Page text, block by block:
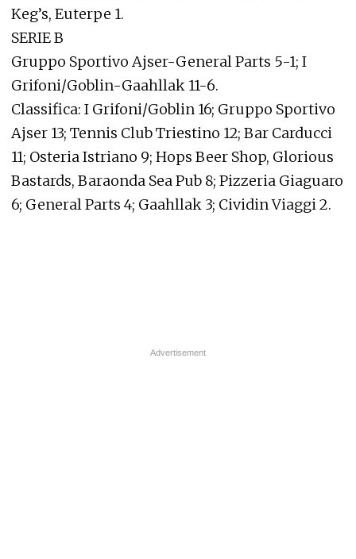
Keg’s, Euterpe 1.
SERIE B
Gruppo Sportivo Ajser-General Parts 5-1; I
Grifoni/Goblin-Gaahllak 11-6.
Classifica: I Grifoni/Goblin 16; Gruppo Sportivo
Ajser 13; Tennis Club Triestino 12; Bar Carducci
11; Osteria Istriano 9; Hops Beer Shop, Glorious
Bastards, Baraonda Sea Pub 8; Pizzeria Giaguaro
6; General Parts 4; Gaahllak 3; Cividin Viaggi 2.